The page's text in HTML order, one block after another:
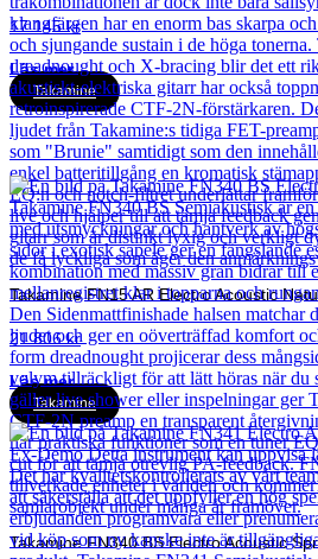
17 145kr
Läs mer
Takamine
Takamine FN15 AR Electro Acoustic
21 806kr
Läs mer
Takamine
Takamine FN340 BS Electro Acoustic